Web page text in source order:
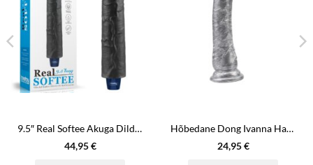
9.5″ Real Softee Akuga Dildo Tume
44,95€
Hõbedane Dong Ivanna Havesex
24,95€